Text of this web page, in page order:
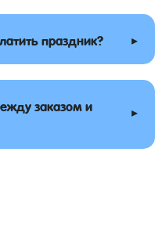
праздник? ▸
заказом и ▸